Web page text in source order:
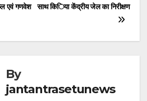
साथ किया केंद्रीय जेल का निरीक्षण
एवं गणवेश
By
jantantrasetunews